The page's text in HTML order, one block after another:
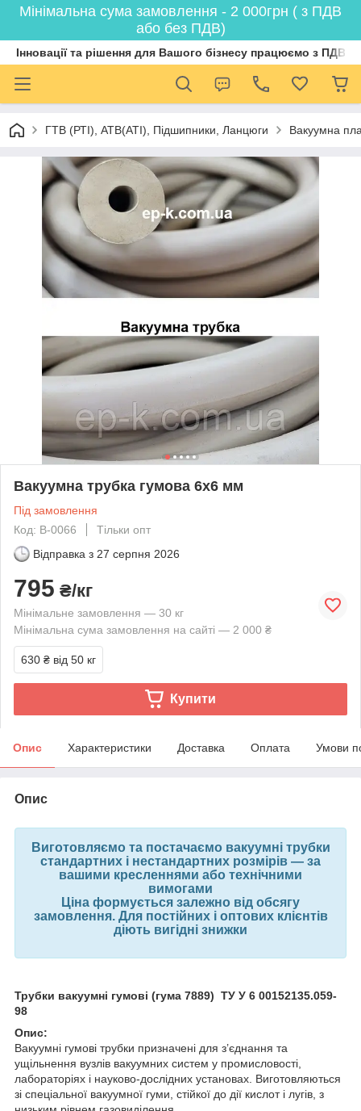
Мінімальна сума замовлення - 2 000грн ( з ПДВ
або без ПДВ)
Інновації та рішення для Вашого бізнесу працюємо з ПДВ
ГТВ (РТI), АТВ(АТI), Пiдшипники, Ланцюги Вакуумна
Вакуумна трубка гумова 6х6 мм
Під замовлення
Код: В-0066
Тільки опт
Відправка з 27 серпня 2026
795 ₴/кг
Мінімальне замовлення — 30 кг
Мінімальна сума замовлення на сайті — 2 000 ₴
630 ₴ від 50 кг
Купити
Опис Характеристики Доставка Оплата Умови
Опис
Виготовляємо та постачаємо вакуумні трубки
стандартних і нестандартних розмірів — за
вашими кресленнями або технічними
вимогами
Ціна формується залежно від обсягу
замовлення. Для постійних і оптових клієнтів
діють вигідні знижки
Трубки вакуумні гумові (гума 7889) ТУ У 6 00152135.059-
98
Опис:
Вакуумні гумові трубки призначені для з’єднання та
ущільнення вузлів вакуумних систем у промисловості,
лабораторіях і науково-дослідних установах. Виготовляються
зі спеціальної вакуумної гуми, стійкої до дії кислот і лугів, з